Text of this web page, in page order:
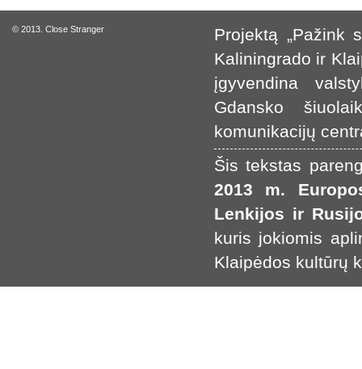
© 2013. Close Stranger
Projektą „Pažink
Kaliningrado ir
įgyvendina
Gdansko
komunikacijų
Šis tekstas
2013 m.
Lenkijos ir
kuris jokiomis
Klaipėdos kultūrų